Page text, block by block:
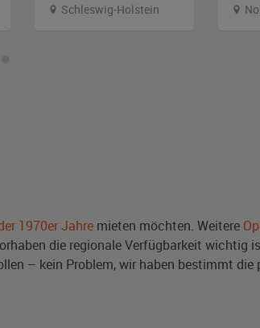
Schleswig-Holstein
1970er Jahre mieten möchten. Weitere
die regionale Verfügbarkeit wichtig
– kein Problem, wir haben bestimmt die